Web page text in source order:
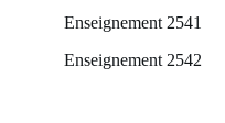
Enseignement 2541
Enseignement 2542